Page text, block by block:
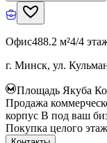
Офис488.2 м²4/4
г. Минск, ул.
Площадь Якуба
Продажа
корпус B под ваш
Покупка целого